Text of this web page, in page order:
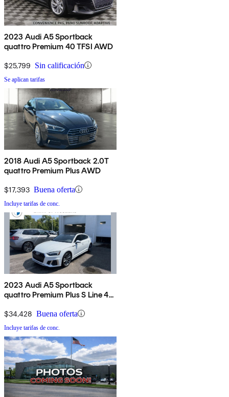
2023 Audi A5 Sportback
quattro Premium 40 TFSI AWD
$25,799 Sin calificación
Se aplican tarifas
2018 Audi A5 Sportback 2.0T
quattro Premium Plus AWD
$17,393 Buena oferta
Incluye tarifas de conc.
2023 Audi A5 Sportback
quattro Premium Plus S Line 45
$34,428 Buena oferta
Incluye tarifas de conc.